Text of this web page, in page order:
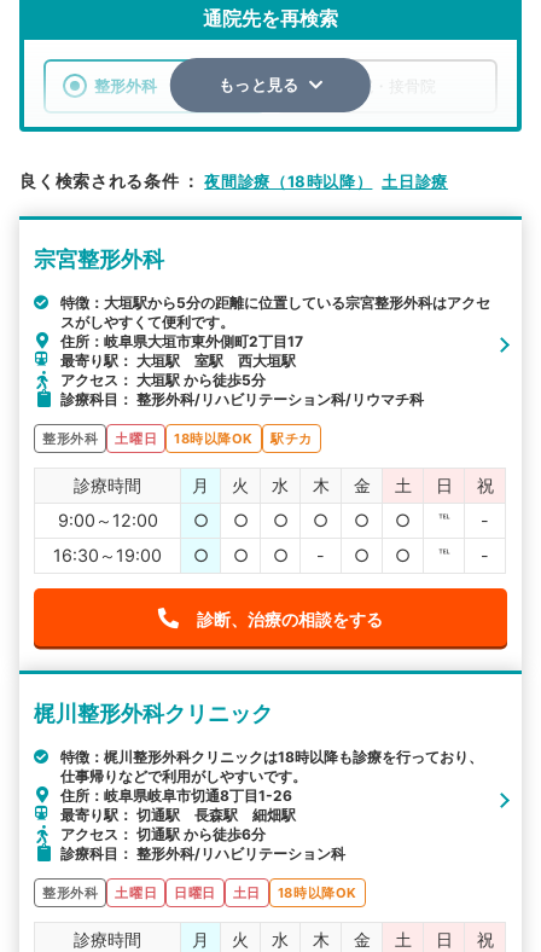
通院先を再検索
整形外科 整骨院・接骨院
検索する
その他の検索方法
駅から探す
もっと見る
良く検索される条件 ： 夜間診療（18時以降） 土日診療
宗宮整形外科
特徴：大垣駅から5分の距離に位置している宗宮整形外科はアクセ
スがしやすくて便利です。
住所：岐阜県大垣市東外側町2丁目17
最寄り駅： 大垣駅 室駅 西大垣駅
アクセス： 大垣駅 から徒歩5分
診療科目： 整形外科/リハビリテーション科/リウマチ科
整形外科 土曜日 18時以降OK 駅チカ
診療時間 月 火 水 木 金 土 日
祝
9:00～12:00
○ ○ ○ ○ ○ ○ ℡
-
16:30～19:00
○ ○ ○ - ○ ○ ℡ -
診断、治療の相談をする
梶川整形外科クリニック
特徴：梶川整形外科クリニックは18時以降も診療を行っており、
仕事帰りなどで利用がしやすいです。
住所：岐阜県岐阜市切通8丁目1-26
最寄り駅： 切通駅 長森駅 細畑駅
アクセス： 切通駅 から徒歩6分
診療科目： 整形外科/リハビリテーション科
整形外科 土曜日 日曜日 土日 18時以降OK
診療時間 月 火 水 木 金 土 日
祝